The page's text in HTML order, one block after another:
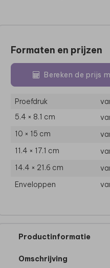
Formaten en prijzen
Bereken de prijs
Proefdruk
5.4 × 8.1 cm
10 × 15 cm
11.4 × 17.1 cm
14.4 × 21.6 cm
Enveloppen
Productinformatie
Omschrijving